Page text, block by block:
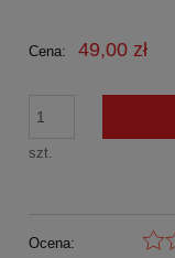
Cena nie zawiera
Cena: 49,00 zł
szt.
Ocena: